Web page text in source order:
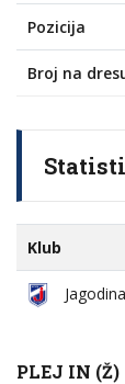
Pozicija
Broj na
Klub
Jagodina
PLEJ IN (Ž)